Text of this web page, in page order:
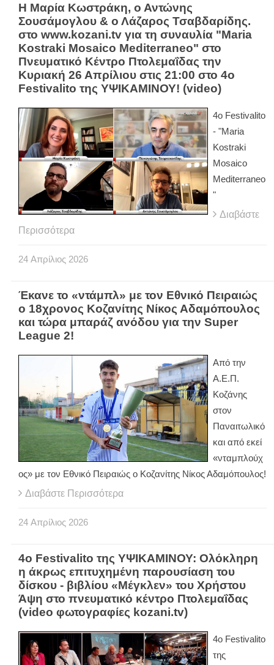
Η Μαρία Κωστράκη, ο Αντώνης
Σουσάμογλου & ο Λάζαρος Τσαβδαρίδης.
στο www.kozani.tv για τη συναυλία "Maria
Kostraki Mosaico Mediterraneo" στο
Πνευματικό Κέντρο Πτολεμαΐδας την
Κυριακή 26 Απρίλιου στις 21:00 στο 4ο
Festivalito της ΥΨΙΚΑΜΙΝΟΥ! (video)
4ο Festivalito
- "Maria
Kostraki
Mosaico
Mediterraneo
"
Διαβάστε
Περισσότερα
24 Απρίλιος 2026
Έκανε το «ντάμπλ» με τον Εθνικό Πειραιώς
ο 18χρονος Κοζανίτης Νίκος Αδαμόπουλος
και τώρα μπαράζ ανόδου για την Super
League 2!
Από την
Α.Ε.Π.
Κοζάνης
στον
Παναιτωλικό
και από εκεί
«νταμπλούχ
ος» με τον Εθνικό Πειραιώς ο Κοζανίτης Νίκος Αδαμόπουλος!
Διαβάστε Περισσότερα
24 Απρίλιος 2026
4ο Festivalito της ΥΨΙΚΑΜΙΝΟΥ: Ολόκληρη
η άκρως επιτυχημένη παρουσίαση του
δίσκου - βιβλίου «Μέγκλεν» του Χρήστου
Άψη στο πνευματικό κέντρο Πτολεμαΐδας
(video φωτογραφίες kozani.tv)
4ο Festivalito
της